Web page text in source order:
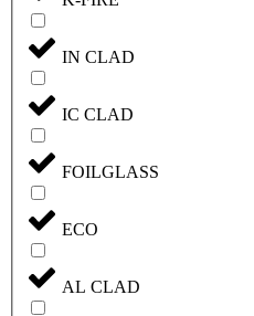
IN CLAD
IC CLAD
FOILGLASS
ECO
AL CLAD